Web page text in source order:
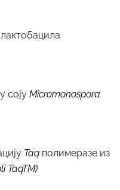
соју Micromonospora
Таq полимеразе из
TaqTM)